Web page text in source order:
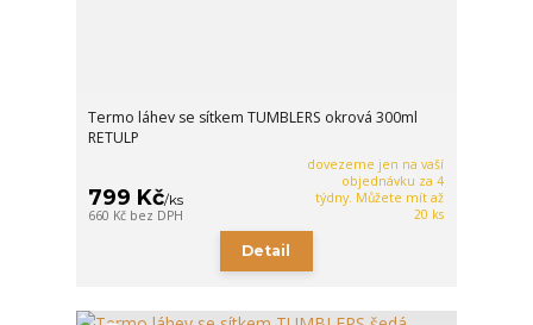
Termo láhev se sítkem TUMBLERS okrová 300ml
RETULP
799 Kč/ks
660 Kč bez DPH
dovezeme jen na vaší
objednávku za 4
týdny. Můžete mít až
20 ks
Detail